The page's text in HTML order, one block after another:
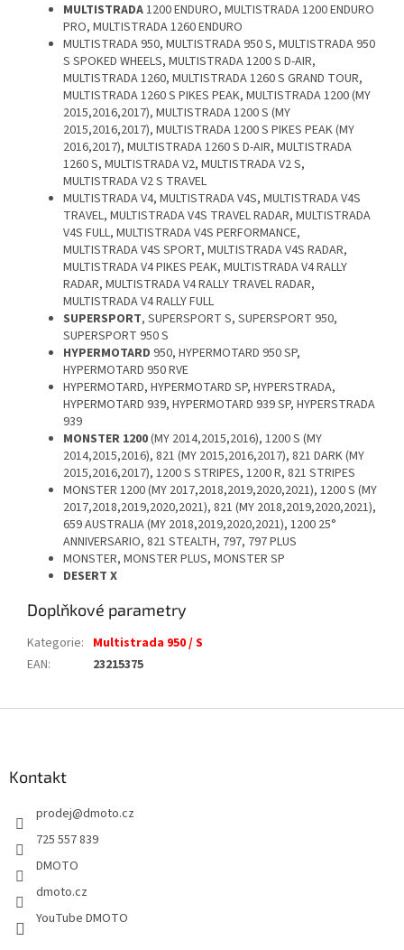
MULTISTRADA1200 ENDURO, MULTISTRADA 1200 ENDURO
PRO, MULTISTRADA 1260 ENDURO
MULTISTRADA 950, MULTISTRADA 950 S, MULTISTRADA 950
S SPOKED WHEELS, MULTISTRADA 1200 S D-AIR,
MULTISTRADA 1260, MULTISTRADA 1260 S GRAND TOUR,
MULTISTRADA 1260 S PIKES PEAK, MULTISTRADA 1200 (MY
2015,2016,2017), MULTISTRADA 1200 S (MY
2015,2016,2017), MULTISTRADA 1200 S PIKES PEAK (MY
2016,2017), MULTISTRADA 1260 S D-AIR, MULTISTRADA
1260 S, MULTISTRADA V2, MULTISTRADA V2 S,
MULTISTRADA V2 S TRAVEL
MULTISTRADA V4, MULTISTRADA V4S, MULTISTRADA V4S
TRAVEL, MULTISTRADA V4S TRAVEL RADAR, MULTISTRADA
V4S FULL, MULTISTRADA V4S PERFORMANCE,
MULTISTRADA V4S SPORT, MULTISTRADA V4S RADAR,
MULTISTRADA V4 PIKES PEAK, MULTISTRADA V4 RALLY
RADAR, MULTISTRADA V4 RALLY TRAVEL RADAR,
MULTISTRADA V4 RALLY FULL
SUPERSPORT, SUPERSPORT S, SUPERSPORT 950,
SUPERSPORT 950 S
HYPERMOTARD 950, HYPERMOTARD 950 SP,
HYPERMOTARD 950 RVE
HYPERMOTARD, HYPERMOTARD SP, HYPERSTRADA,
HYPERMOTARD 939, HYPERMOTARD 939 SP, HYPERSTRADA
939
MONSTER 1200(MY 2014,2015,2016), 1200 S (MY
2014,2015,2016), 821 (MY 2015,2016,2017), 821 DARK (MY
2015,2016,2017), 1200 S STRIPES, 1200 R, 821 STRIPES
MONSTER 1200 (MY 2017,2018,2019,2020,2021), 1200 S (MY
2017,2018,2019,2020,2021), 821 (MY 2018,2019,2020,2021),
659 AUSTRALIA (MY 2018,2019,2020,2021), 1200 25°
ANNIVERSARIO, 821 STEALTH, 797, 797 PLUS
MONSTER, MONSTER PLUS, MONSTER SP
DESERT X
Doplňkové parametry
Kategorie: Multistrada 950 / S
EAN: 23215375
Kontakt
prodej@dmoto.cz
725 557 839
DMOTO
dmoto.cz
YouTube DMOTO